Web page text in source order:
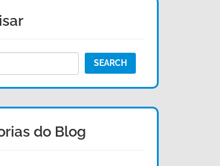
do Blog